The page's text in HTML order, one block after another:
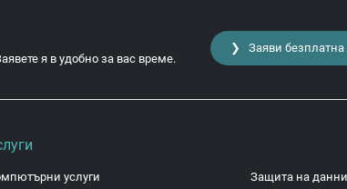
я в удобно за вас време.
❯ Заяви безплатна
услуги Защита на данни